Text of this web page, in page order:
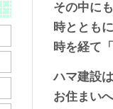
その中に
時ととも
時を経て
ハマ建設
お住まい